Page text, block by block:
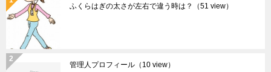
ふくらはぎの太さが左右で違う時は？ （51 view）
管理人プロフィール （10 view）